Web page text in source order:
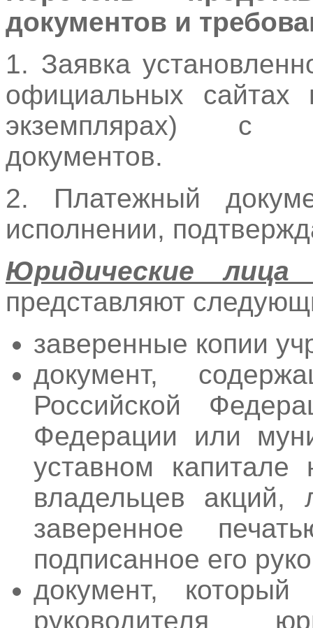
документов и
1. Заявка
официальных
экземплярах) с
документов.
2. Платежный
исполнении,
Юридические
представляют
заверенные копии
документ,
Российской
Федерации или
уставном капитале
владельцев
заверенное
подписанное его
документ, который
руководителя